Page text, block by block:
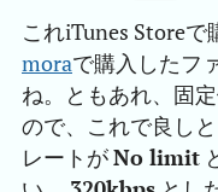
これiTunes Storeで
moraで購入したフ
ね。ともあれ、固
ので、これで良し
レートがNo limit